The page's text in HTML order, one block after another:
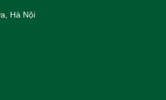
Hà Nội